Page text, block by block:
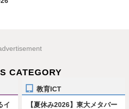
CATEGORY
イ
教育ICT
【夏休み2026】東大メタバー